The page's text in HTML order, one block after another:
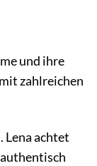
und ihre
zahlreichen
Lena achtet